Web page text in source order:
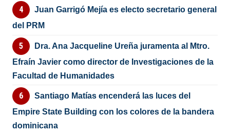
Juan Garrigó Mejía es electo secretario general
del PRM
Dra. Ana Jacqueline Ureña juramenta al Mtro.
Efraín Javier como director de Investigaciones de la
Facultad de Humanidades
Santiago Matías encenderá las luces del
Empire State Building con los colores de la bandera
dominicana